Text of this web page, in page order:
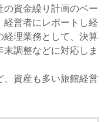
資金繰り計画のベー
経営者にレポートし経
経理業務として、決算
調整などに対応しま
資産も多い旅館経営